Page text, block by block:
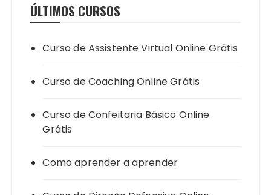
ÚLTIMOS CURSOS
Curso de Assistente Virtual Online Grátis
Curso de Coaching Online Grátis
Curso de Confeitaria Básico Online
Grátis
Como aprender a aprender